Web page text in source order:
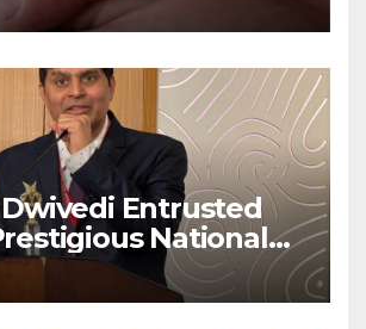
Dwivedi Entrusted
National